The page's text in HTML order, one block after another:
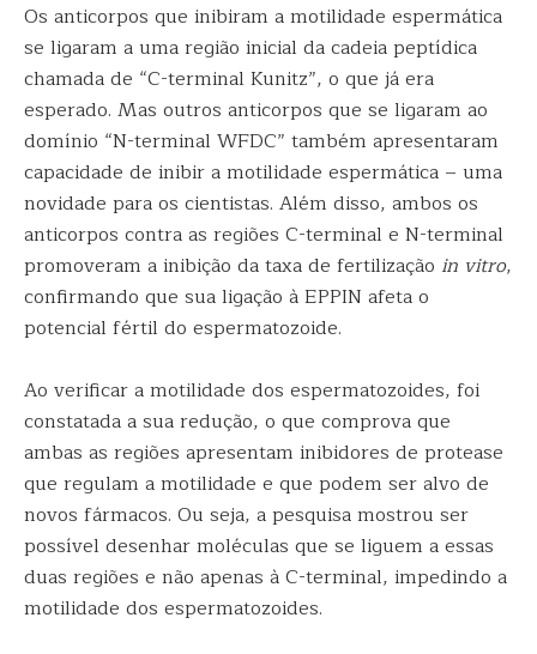
Os anticorpos que inibiram a motilidade espermática
se ligaram a uma região inicial da cadeia peptídica
chamada de “C-terminal Kunitz”, o que já era
esperado. Mas outros anticorpos que se ligaram ao
domínio “N-terminal WFDC” também apresentaram
capacidade de inibir a motilidade espermática – uma
novidade para os cientistas. Além disso, ambos os
anticorpos contra as regiões C-terminal e N-terminal
promoveram a inibição da taxa de fertilização in vitro,
confirmando que sua ligação à EPPIN afeta o
potencial fértil do espermatozoide.
Ao verificar a motilidade dos espermatozoides, foi
constatada a sua redução, o que comprova que
ambas as regiões apresentam inibidores de protease
que regulam a motilidade e que podem ser alvo de
novos fármacos. Ou seja, a pesquisa mostrou ser
possível desenhar moléculas que se liguem a essas
duas regiões e não apenas à C-terminal, impedindo a
motilidade dos espermatozoides.